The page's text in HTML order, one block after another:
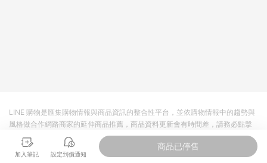
加入筆記 設定到價通知
商品已停售
LINE 購物是匯集購物情報與商品資訊的整合性平台，並依購物情報中的趨勢與
風格做合作網路商家的延伸商品推薦，商品資料更新會有時間差，請務必點擊
商品至各合作網路商家，確認現售價與購物條件，一切資訊以合作廠商網頁為
準。